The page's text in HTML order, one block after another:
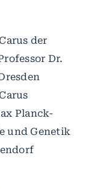
der
Dr.
Planck-
und Genetik